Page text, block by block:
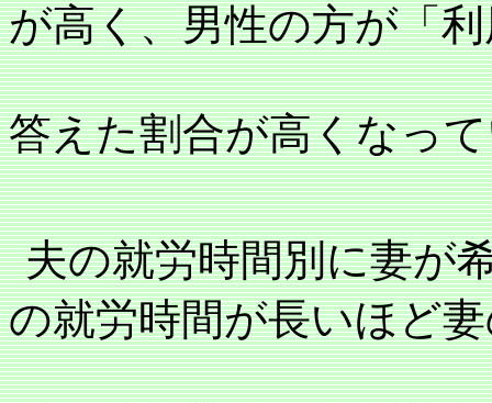
が高く、男性の方が「
答えた割合が高くなっ
夫の就労時間別に妻が
の就労時間が長いほど